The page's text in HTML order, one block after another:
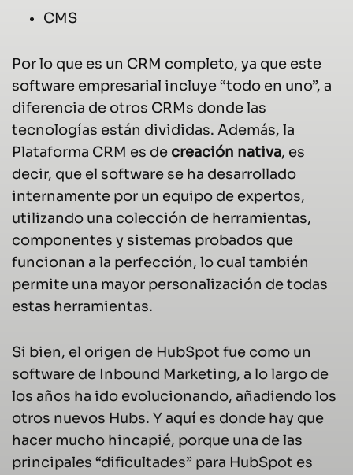
CMS
Por lo que es un CRM completo, ya que este
software empresarial incluye “todo en uno”, a
diferencia de otros CRMs donde las
tecnologías están divididas. Además, la
Plataforma CRM es de creación nativa, es
decir, que el software se ha desarrollado
internamente por un equipo de expertos,
utilizando una colección de herramientas,
componentes y sistemas probados que
funcionan a la perfección, lo cual también
permite una mayor personalización de todas
estas herramientas.
Si bien, el origen de HubSpot fue como un
software de Inbound Marketing, a lo largo de
los años ha ido evolucionando, añadiendo los
otros nuevos Hubs. Y aquí es donde hay que
hacer mucho hincapié, porque una de las
principales “dificultades” para HubSpot es